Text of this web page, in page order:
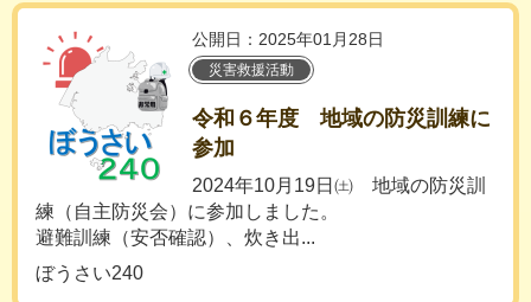
公開日：2025年01月28日
災害救援活動
令和６年度 地域の防災訓練に
参加
2024年10月19日㈯ 地域の防災訓
練（自主防災会）に参加しました。
避難訓練（安否確認）、炊き出...
ぼうさい240